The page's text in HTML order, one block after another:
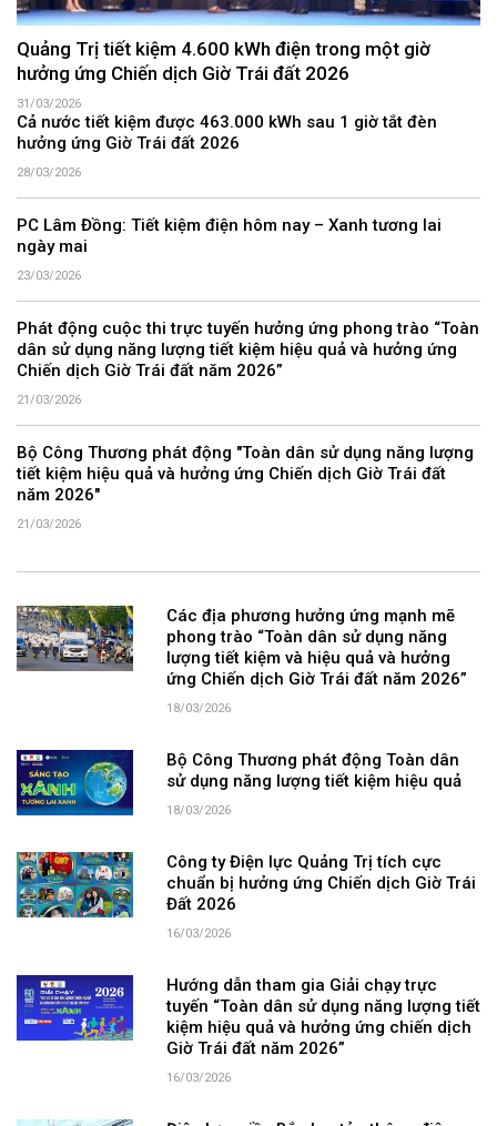
Quảng Trị tiết kiệm 4.600 kWh điện trong một giờ
hưởng ứng Chiến dịch Giờ Trái đất 2026
31/03/2026
Cả nước tiết kiệm được 463.000 kWh sau 1 giờ tắt đèn
hưởng ứng Giờ Trái đất 2026
28/03/2026
PC Lâm Đồng: Tiết kiệm điện hôm nay – Xanh tương lai
ngày mai
23/03/2026
Phát động cuộc thi trực tuyến hưởng ứng phong trào “Toàn
dân sử dụng năng lượng tiết kiệm hiệu quả và hưởng ứng
Chiến dịch Giờ Trái đất năm 2026”
21/03/2026
Bộ Công Thương phát động "Toàn dân sử dụng năng lượng
tiết kiệm hiệu quả và hưởng ứng Chiến dịch Giờ Trái đất
năm 2026"
21/03/2026
Các địa phương hưởng ứng mạnh mẽ
phong trào “Toàn dân sử dụng năng
lượng tiết kiệm và hiệu quả và hưởng
ứng Chiến dịch Giờ Trái đất năm 2026”
18/03/2026
Bộ Công Thương phát động Toàn dân
sử dụng năng lượng tiết kiệm hiệu quả
18/03/2026
Công ty Điện lực Quảng Trị tích cực
chuẩn bị hưởng ứng Chiến dịch Giờ Trái
Đất 2026
16/03/2026
Hướng dẫn tham gia Giải chạy trực
tuyến “Toàn dân sử dụng năng lượng tiết
kiệm hiệu quả và hưởng ứng chiến dịch
Giờ Trái đất năm 2026”
16/03/2026